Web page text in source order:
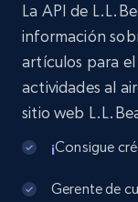
La API de
información
artículos para
actividades al
sitio web
¡Consigue
Gerente de